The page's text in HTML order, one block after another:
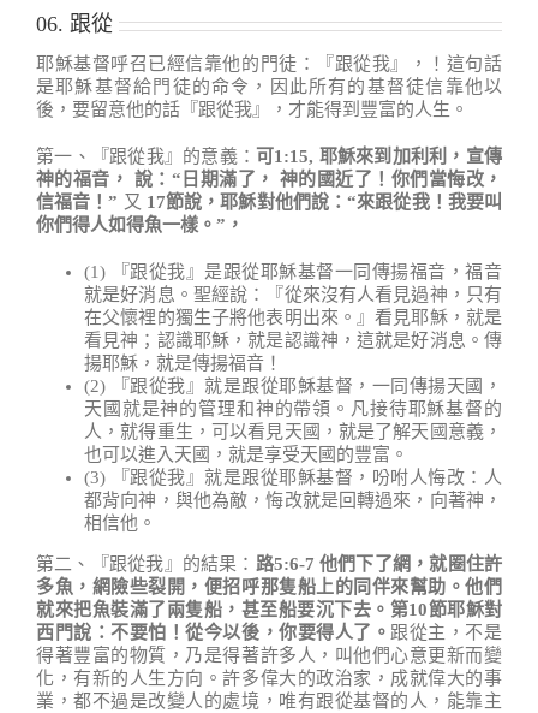
06. 跟從
耶穌基督呼召已經信靠他的門徒：『跟從我』，！這句話
是耶穌基督給門徒的命令，因此所有的基督徒信靠他以
後，要留意他的話『跟從我』，才能得到豐富的人生。
第一、『跟從我』的意義： 可1:15, 耶穌來到加利利，宣傳
神的福音， 說：“日期滿了， 神的國近了！你們當悔改，
信福音！” 又 17節說，耶穌對他們說：“來跟從我！我要叫
你們得人如得魚一樣。”，
(1) 『跟從我』是跟從耶穌基督一同傳揚福音，福音
就是好消息。聖經說：『從來沒有人看見過神，只有
在父懷裡的獨生子將他表明出來。』看見耶穌，就是
看見神；認識耶穌，就是認識神，這就是好消息。傳
揚耶穌，就是傳揚福音！
(2) 『跟從我』就是跟從耶穌基督，一同傳揚天國，
天國就是神的管理和神的帶領。凡接待耶穌基督的
人，就得重生，可以看見天國，就是了解天國意義，
也可以進入天國，就是享受天國的豐富。
(3) 『跟從我』就是跟從耶穌基督，吩咐人悔改：人
都背向神，與他為敵，悔改就是回轉過來，向著神，
相信他。
第二、『跟從我』的結果： 路5:6-7 他們下了網，就圈住許
多魚，網險些裂開，便招呼那隻船上的同伴來幫助。他們
就來把魚裝滿了兩隻船，甚至船要沉下去。第10節耶穌對
西門說：不要怕！從今以後，你要得人了。 跟從主，不是
得著豐富的物質，乃是得著許多人，叫他們心意更新而變
化，有新的人生方向。許多偉大的政治家，成就偉大的事
業，都不過是改變人的處境，唯有跟從基督的人，能靠主